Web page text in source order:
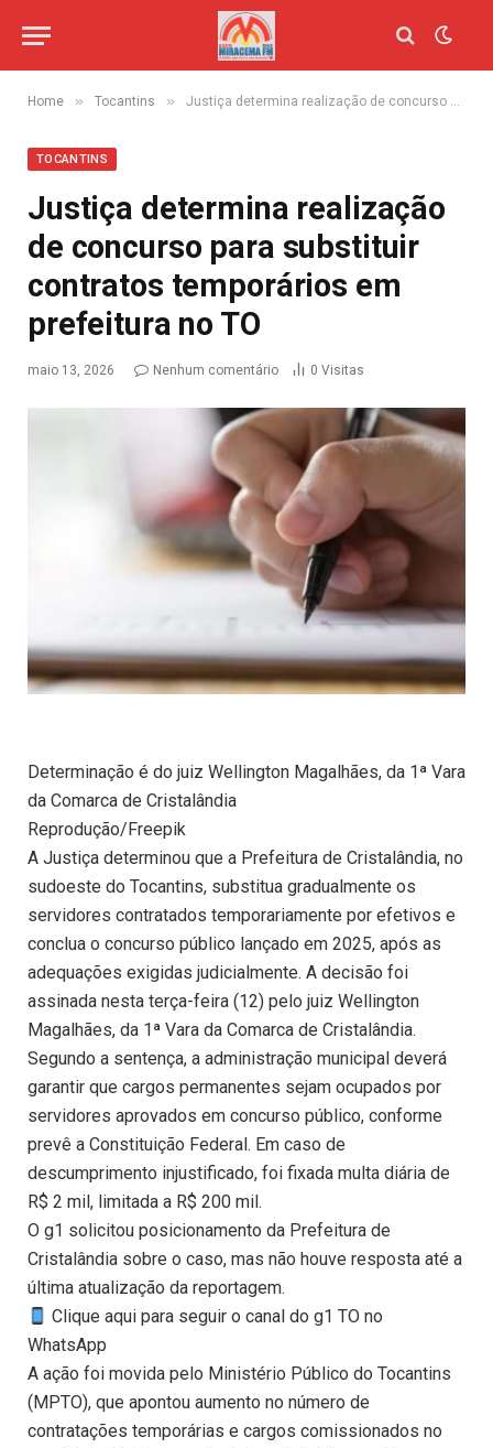
Home » Tocantins » Justiça determina realização de concurso para substituir contratos temporários em prefeitura no TO
TOCANTINS
Justiça determina realização
de concurso para substituir
contratos temporários em
prefeitura no TO
maio 13, 2026 Nenhum comentário 0 Visitas
Determinação é do juiz Wellington Magalhães, da 1ª Vara
da Comarca de Cristalândia
Reprodução/Freepik
A Justiça determinou que a Prefeitura de Cristalândia, no
sudoeste do Tocantins, substitua gradualmente os
servidores contratados temporariamente por efetivos e
conclua o concurso público lançado em 2025, após as
adequações exigidas judicialmente. A decisão foi
assinada nesta terça-feira (12) pelo juiz Wellington
Magalhães, da 1ª Vara da Comarca de Cristalândia.
Segundo a sentença, a administração municipal deverá
garantir que cargos permanentes sejam ocupados por
servidores aprovados em concurso público, conforme
prevê a Constituição Federal. Em caso de
descumprimento injustificado, foi fixada multa diária de
R$ 2 mil, limitada a R$ 200 mil.
O g1 solicitou posicionamento da Prefeitura de
Cristalândia sobre o caso, mas não houve resposta até a
última atualização da reportagem.
Clique aqui para seguir o canal do g1 TO no
WhatsApp
A ação foi movida pelo Ministério Público do Tocantins
(MPTO), que apontou aumento no número de
contratações temporárias e cargos comissionados no